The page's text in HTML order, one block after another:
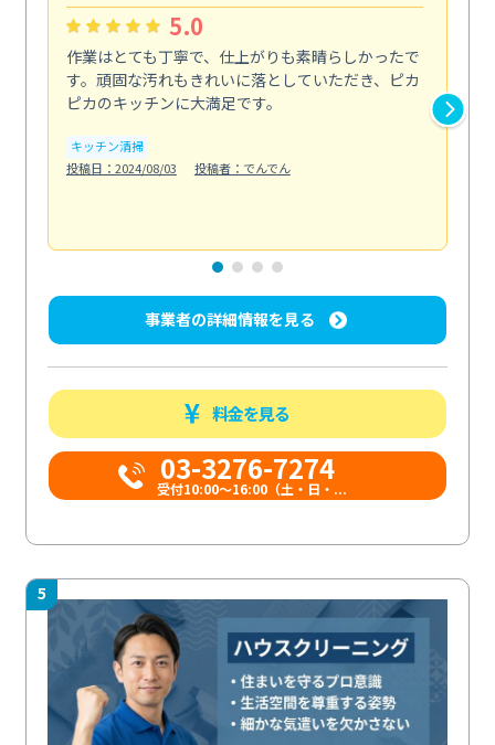
5.0
作業はとても丁寧で、仕上がりも素晴らしかったで
す。頑固な汚れもきれいに落としていただき、ピカ
ピカのキッチンに大満足です。
キッチン清掃
投稿日：2024/08/03
投稿者：でんでん
事業者の詳細情報を見る
料金を見る
03-3276-7274
受付10:00〜16:00（土・日・...
5